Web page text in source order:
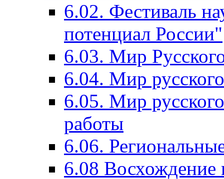
6.02. Фестиваль
потенциал России"
6.03. Мир
6.04. Мир
6.05. Мир
работы
6.06.
6.08 Восхождение